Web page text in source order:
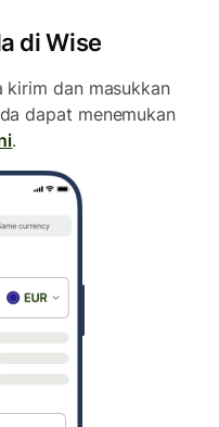
di Wise
kirim dan masukkan
dapat menemukan
.